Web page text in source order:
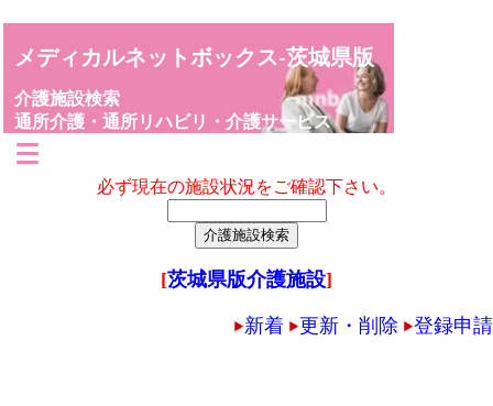
メディカルネットボックス-茨城県版
介護施設検索
通所介護・通所リハビリ・介護サービス
必ず現在の施設状況をご確認下さい。
[茨城県版介護施設]
新着 更新・削除 登録申請